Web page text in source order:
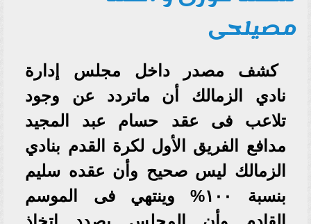
مصيلحى
كشف مصدر داخل مجلس إدارة
نادي الزمالك أن ماتردد عن وجود
تلاعب فى عقد حسام عبد المجيد
مدافع الفريق الأول لكرة القدم بنادي
الزمالك ليس صحيح وأن عقده سليم
بنسبة ١٠٠% وينتهي فى الموسم